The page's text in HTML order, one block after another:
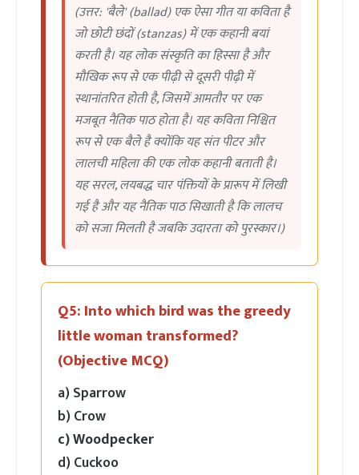
(उत्तर: 'बैले' (ballad) एक ऐसा गीत या कविता है
जो छोटी छंदों (stanzas) में एक कहानी बयां
करती है। यह लोक संस्कृति का हिस्सा है और
मौखिक रूप से एक पीढ़ी से दूसरी पीढ़ी में
स्थानांतरित होती है, जिसमें आमतौर पर एक
मजबूत नैतिक पाठ होता है। यह कविता निश्चित
रूप से एक बैले है क्योंकि यह संत पीटर और
लालची महिला की एक लोक कहानी बताती है।
यह सरल, लयबद्ध चार पंक्तियों के प्रारूप में लिखी
गई है और यह नैतिक पाठ सिखाती है कि लालच
को सजा मिलती है जबकि उदारता को पुरस्कार।)
Q5: Into which bird was the greedy
little woman transformed?
(Objective MCQ)
a) Sparrow
b) Crow
c) Woodpecker
d) Cuckoo